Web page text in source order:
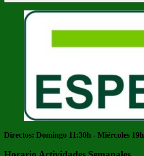
Buscar
Directos: Domingo 11:30h - Miércoles 19h